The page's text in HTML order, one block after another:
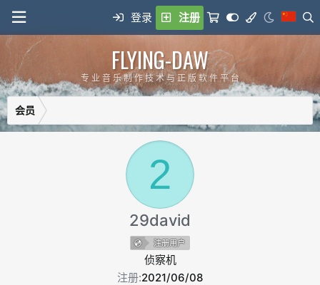
登录 注册
FLYING-DAW
专 业 音 乐 制 作 技 术 与 正 版 软 件 平 台
会员
2
29david
注册用户
侦察机
注册 2021/06/08